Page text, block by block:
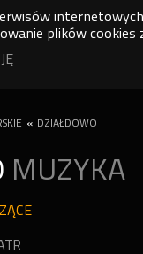
internetowych
plików cookies
« DZIAŁDOWO
MUZYKA